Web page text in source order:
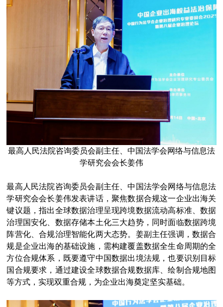
最高人民法院咨询委员会副主任、中国法学会网络与信息法
学研究会会长姜伟
最高人民法院咨询委员会副主任、中国法学会网络与信息法
学研究会会长姜伟发表讲话，聚焦数据合规这一企业出海关
键议题，指出全球数据治理呈现跨境数据流动高标准、数据
治理国安化、数据存储本土化三大趋势，同时面临数据跨境
阵营化、合规治理智能化两大态势。姜副主任强调，数据合
规是企业出海的基础设施，需构建覆盖数据全生命周期的全
方位合规体系，既要遵守中国数据出境法规，也要识别目标
国合规要求，通过建设全球数据合规数据库、绘制合规地图
等方式，实现双重合规，为企业出海奠定坚实基础。